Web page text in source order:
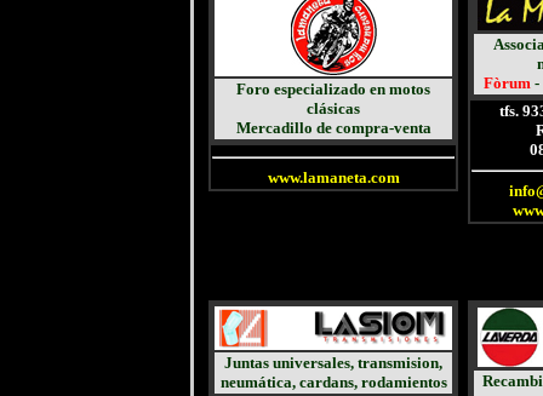
Foro especializado en motos
clásicas
Mercadillo de compra-venta
www.lamaneta.com
Fòrum -
tfs.
Juntas universales, transmision,
neumática, cardans, rodamientos